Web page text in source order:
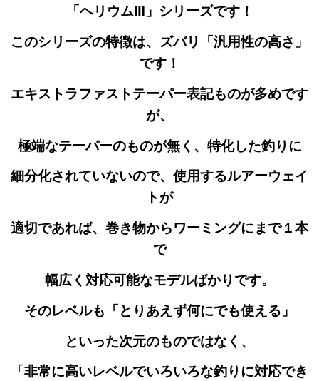
「ヘリウムⅢ」シリーズです！
このシリーズの特徴は、ズバリ「汎用性の高さ」
です！
エキストラファストテーパー表記ものが多めです
が、
極端なテーパーのものが無く、特化した釣りに
細分化されていないので、使用するルアーウェイ
トが
適切であれば、巻き物からワーミングにまで１本
で
幅広く対応可能なモデルばかりです。
そのレベルも 「とりあえず何にでも使える」
といった次元のものではなく、
「非常に高いレベルでいろいろな釣りに対応でき